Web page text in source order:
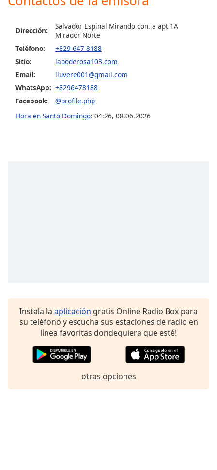
Caption
Area
Background
Dirección:
Salvador Espinal Mirando con. a apt 1A
Mirador Norte
Teléfono:
+829-647-8188
Sitio:
lapoderosa103.com
Email:
lluvere001@gmail.com
WhatsApp: +8296478188
Facebook:
@profile.php
Hora en Santo Domingo: 04:26, 08.06.2026
Instala la aplicación gratis Online Radio Box para
su teléfono y escucha sus estaciones de radio en
línea favoritas dondequiera que esté!
otras opciones